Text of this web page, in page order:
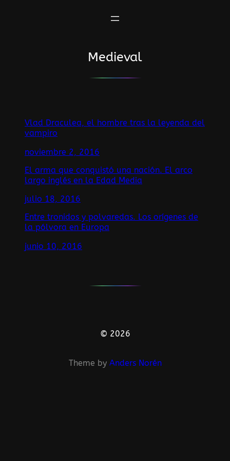
Medieval
Vlad Draculea, el hombre tras la leyenda del
vampiro
noviembre 2, 2016
El arma que conquistó una nación. El arco
largo inglés en la Edad Media
julio 18, 2016
Entre tronidos y polvaredas. Los orígenes de
la pólvora en Europa
junio 10, 2016
© 2026
Theme by Anders Norén